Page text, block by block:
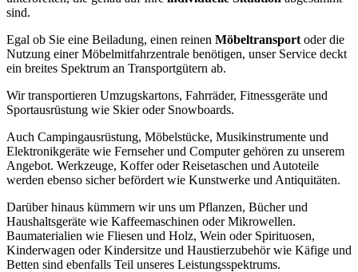
sind.
Egal ob Sie eine Beiladung, einen reinen Möbeltransport oder die
Nutzung einer Möbelmitfahrzentrale benötigen, unser Service deckt
ein breites Spektrum an Transportgütern ab.
Wir transportieren Umzugskartons, Fahrräder, Fitnessgeräte und
Sportausrüstung wie Skier oder Snowboards.
Auch Campingausrüstung, Möbelstücke, Musikinstrumente und
Elektronikgeräte wie Fernseher und Computer gehören zu unserem
Angebot. Werkzeuge, Koffer oder Reisetaschen und Autoteile
werden ebenso sicher befördert wie Kunstwerke und Antiquitäten.
Darüber hinaus kümmern wir uns um Pflanzen, Bücher und
Haushaltsgeräte wie Kaffeemaschinen oder Mikrowellen.
Baumaterialien wie Fliesen und Holz, Wein oder Spirituosen,
Kinderwagen oder Kindersitze und Haustierzubehör wie Käfige und
Betten sind ebenfalls Teil unseres Leistungsspektrums.